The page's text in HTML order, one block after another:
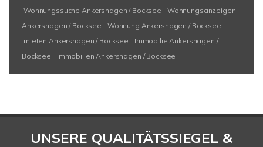
Wohnungssuche Ankershagen / Bocksee
Wohnungsanzeigen
Ankershagen / Bocksee
Wohnung Ankershagen / Bocksee
mieten Ankershagen / Bocksee
Immobilie Ankershagen /
Bocksee
Immobilien Ankershagen / Bocksee
UNSERE QUALITÄTSSIEGEL &